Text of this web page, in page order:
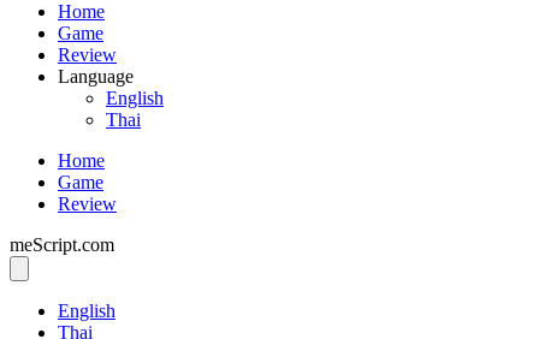
Home
Game
Review
Language
English
Thai
Home
Game
Review
meScript.com
English
Thai